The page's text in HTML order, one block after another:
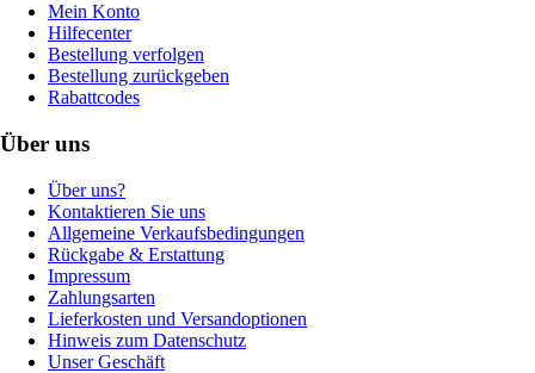
Mein Konto
Hilfecenter
Bestellung verfolgen
Bestellung zurückgeben
Rabattcodes
Über uns
Über uns?
Kontaktieren Sie uns
Allgemeine Verkaufsbedingungen
Rückgabe & Erstattung
Impressum
Zahlungsarten
Lieferkosten und Versandoptionen
Hinweis zum Datenschutz
Unser Geschäft